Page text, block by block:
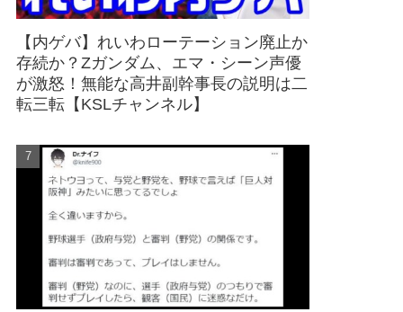
【内ゲバ】れいわローテーション廃止か
存続か？Zガンダム、エマ・シーン声優
が激怒！無能な高井副幹事長の説明は二
転三転【KSLチャンネル】